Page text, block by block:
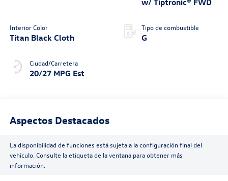
Interior Color
Titan Black Cloth
Ciudad/Carretera
20/27 MPG Est
w/ Tiptronic® FWD
Tipo de combustible
G
Aspectos Destacados
La disponibilidad de funciones está sujeta a la configuración final del
vehículo. Consulte la etiqueta de la ventana para obtener más
información.